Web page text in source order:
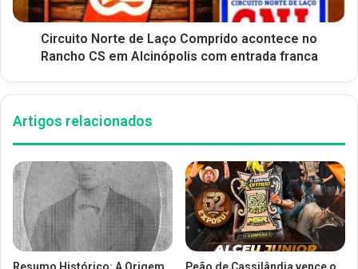
Circuito Norte de Laço Comprido acontece no
Rancho CS em Alcinópolis com entrada franca
Artigos relacionados